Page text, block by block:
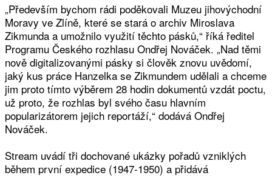
„Především bychom rádi poděkovali Muzeu jihovýchodní
Moravy ve Zlíně, které se stará o archiv Miroslava
Zikmunda a umožnilo využití těchto pásků,“ říká ředitel
Programu Českého rozhlasu Ondřej Nováček. „Nad těmi
nově digitalizovanými pásky si člověk znovu uvědomí,
jaký kus práce Hanzelka se Zikmundem udělali a chceme
jim proto tímto výběrem 28 hodin dokumentů vzdát poctu,
už proto, že rozhlas byl svého času hlavním
popularizátorem jejich reportáží,“ dodává Ondřej
Nováček.
Stream uvádí tři dochované ukázky pořadů vzniklých
během první expedice (1947-1950) a přidává